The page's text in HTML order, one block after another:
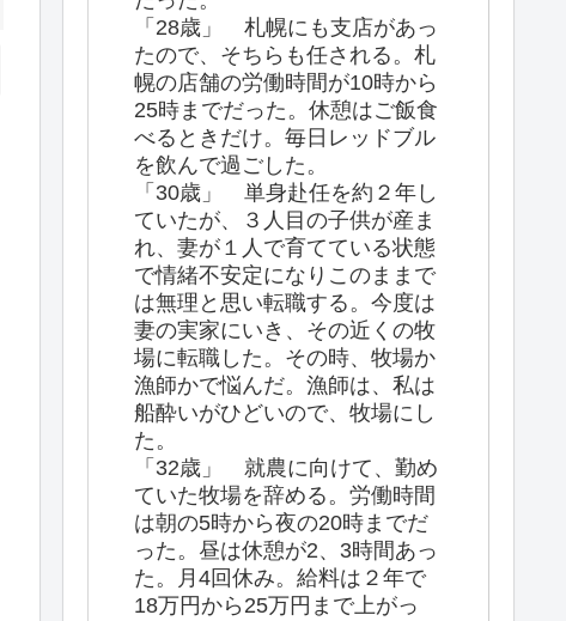
「28歳」 札幌にも支店があっ
たので、そちらも任される。札
幌の店舗の労働時間が10時から
25時までだった。休憩はご飯食
べるときだけ。毎日レッドブル
を飲んで過ごした。
「30歳」 単身赴任を約２年し
ていたが、３人目の子供が産ま
れ、妻が１人で育てている状態
で情緒不安定になりこのままで
は無理と思い転職する。今度は
妻の実家にいき、その近くの牧
場に転職した。その時、牧場か
漁師かで悩んだ。漁師は、私は
船酔いがひどいので、牧場にし
た。
「32歳」 就農に向けて、勤め
ていた牧場を辞める。労働時間
は朝の5時から夜の20時までだ
った。昼は休憩が2、3時間あっ
た。月4回休み。給料は２年で
18万円から25万円まで上がっ